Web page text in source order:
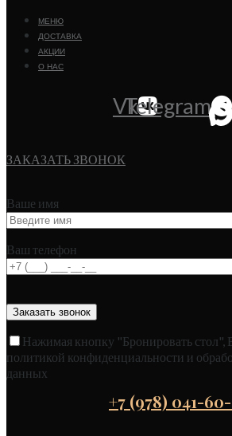
МЕНЮ
ДОСТАВКА
АКЦИИ
О НАС
VkTelegram
ЗАКАЗАТЬ ЗВОНОК
Ваше имя
Ваш телефон
Нажимая кнопку "Бронировать стол",
политикой конфиденциальности и
данных
+7 (978) 041-60-